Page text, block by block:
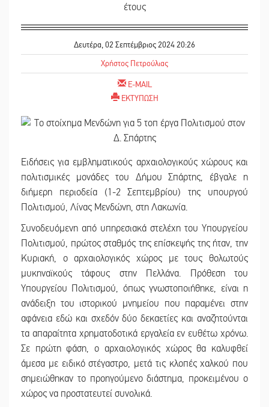
έτους
Δευτέρα, 02 Σεπτέμβριος 2024 20:26
Χρήστος Πετρούλιας
E-MAIL
ΕΚΤΥΠΩΣΗ
Ειδήσεις για εμβληματικούς αρχαιολογικούς χώρους και
πολιτισμικές μονάδες του Δήμου Σπάρτης, έβγαλε η
διήμερη περιοδεία (1-2 Σεπτεμβρίου) της υπουργού
Πολιτισμού, Λίνας Μενδώνη, στη Λακωνία.
Συνοδευόμενη από υπηρεσιακά στελέχη του Υπουργείου
Πολιτισμού, πρώτος σταθμός της επίσκεψής της ήταν, την
Κυριακή, ο αρχαιολογικός χώρος με τους θολωτούς
μυκηναϊκούς τάφους στην Πελλάνα. Πρόθεση του
Υπουργείου Πολιτισμού, όπως γνωστοποιήθηκε, είναι η
ανάδειξη του ιστορικού μνημείου που παραμένει στην
αφάνεια εδώ και σχεδόν δύο δεκαετίες και αναζητούνται
τα απαραίτητα χρηματοδοτικά εργαλεία εν ευθέτω χρόνω.
Σε πρώτη φάση, ο αρχαιολογικός χώρος θα καλυφθεί
άμεσα με ειδικό στέγαστρο, μετά τις κλοπές χαλκού που
σημειώθηκαν το προηγούμενο διάστημα, προκειμένου ο
χώρος να προστατευτεί συνολικά.